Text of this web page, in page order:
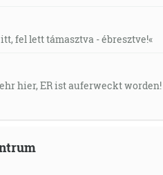
fel lett támasztva - ébresztve!«
hier, ER ist auferweckt worden!